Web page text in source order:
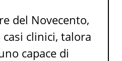
del Novecento,
clinici, talora
capace di